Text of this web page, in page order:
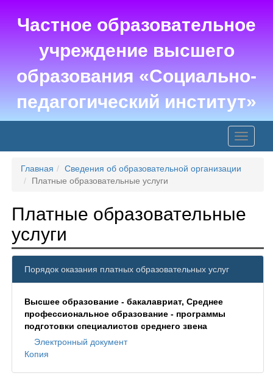
Частное образовательное
учреждение высшего
образования «Социально-
педагогический институт»
Toggle
Главная
Сведения об образовательной организации
Платные образовательные услуги
Платные образовательные
услуги
Порядок оказания платных образовательных услуг
Высшее образование - бакалавриат, Среднее
профессиональное образование - программы
подготовки специалистов среднего звена
Электронный документ
Копия